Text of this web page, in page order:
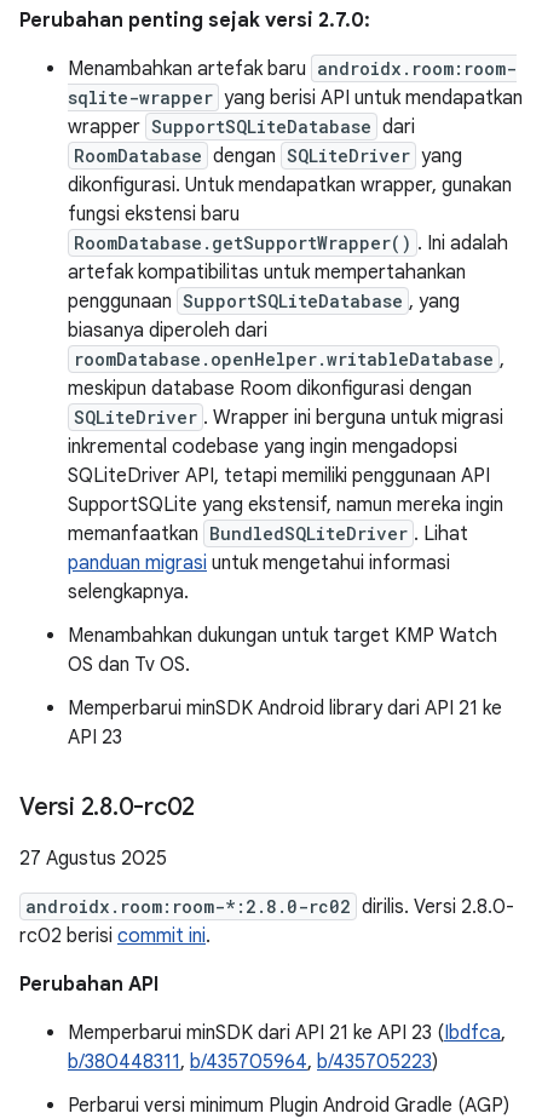
Perubahan penting sejak versi 2.7.0:
Menambahkan artefak baru androidx.room:room-
sqlite-wrapper yang berisi API untuk mendapatkan
wrapper SupportSQLiteDatabase dari
RoomDatabase dengan SQLiteDriver yang
dikonfigurasi. Untuk mendapatkan wrapper, gunakan
fungsi ekstensi baru
RoomDatabase.getSupportWrapper() . Ini adalah
artefak kompatibilitas untuk mempertahankan
penggunaan SupportSQLiteDatabase , yang
biasanya diperoleh dari
roomDatabase.openHelper.writableDatabase ,
meskipun database Room dikonfigurasi dengan
SQLiteDriver . Wrapper ini berguna untuk migrasi
inkremental codebase yang ingin mengadopsi
SQLiteDriver API, tetapi memiliki penggunaan API
SupportSQLite yang ekstensif, namun mereka ingin
memanfaatkan BundledSQLiteDriver . Lihat
panduan migrasi untuk mengetahui informasi
selengkapnya.
Menambahkan dukungan untuk target KMP Watch
OS dan Tv OS.
Memperbarui minSDK Android library dari API 21 ke
API 23
Versi 2.8.0-rc02
27 Agustus 2025
androidx.room:room-*:2.8.0-rc02 dirilis. Versi 2.8.0-
rc02 berisi commit ini.
Perubahan API
Memperbarui minSDK dari API 21 ke API 23 (Ibdfca,
b/380448311, b/435705964, b/435705223)
Perbarui versi minimum Plugin Android Gradle (AGP)